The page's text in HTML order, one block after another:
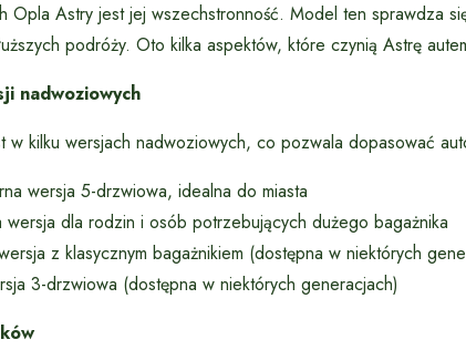
Opla Astry jest jej wszechstronność. Model ten sprawdza
podróży. Oto kilka aspektów, które czynią Astrę
nadwoziowych
w kilku wersjach nadwoziowych, co pozwala dopasować
wersja 5-drzwiowa, idealna do miasta
dla rodzin i osób potrzebujących dużego bagażnika
z klasycznym bagażnikiem (dostępna w niektórych
3-drzwiowa (dostępna w niektórych generacjach)